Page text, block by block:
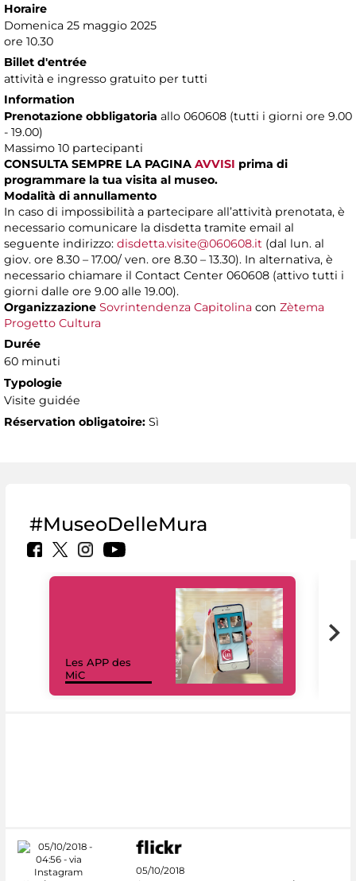
Horaire
Domenica 25 maggio 2025
ore 10.30
Billet d'entrée
attività e ingresso gratuito per tutti
Information
Prenotazione obbligatoria allo 060608 (tutti i giorni ore 9.00
- 19.00)
Massimo 10 partecipanti
CONSULTA SEMPRE LA PAGINA AVVISI prima di
programmare la tua visita al museo.
Modalità di annullamento
In caso di impossibilità a partecipare all’attività prenotata, è
necessario comunicare la disdetta tramite email al
seguente indirizzo: disdetta.visite@060608.it (dal lun. al
giov. ore 8.30 – 17.00/ ven. ore 8.30 – 13.30). In alternativa, è
necessario chiamare il Contact Center 060608 (attivo tutti i
giorni dalle ore 9.00 alle 19.00).
Organizzazione Sovrintendenza Capitolina con Zètema
Progetto Cultura
Durée
60 minuti
Typologie
Visite guidée
Réservation obligatoire: Sì
#MuseoDelleMura
Les APP des
MiC
05/10/2018